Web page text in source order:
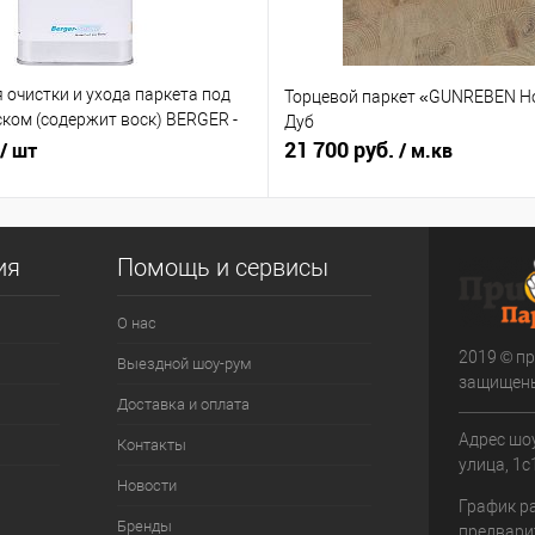
и ухода паркета под
(содержит воск) BERGER -
/ шт
Торцевой паркет «GUNREBEN
Дуб
21 700 руб. / м.кв
Помощь и сервисы
О нас
Выездной шоу-рум
Доставка и оплата
Контакты
Новости
Бренды
2019 ©
Адрес
улица,
График